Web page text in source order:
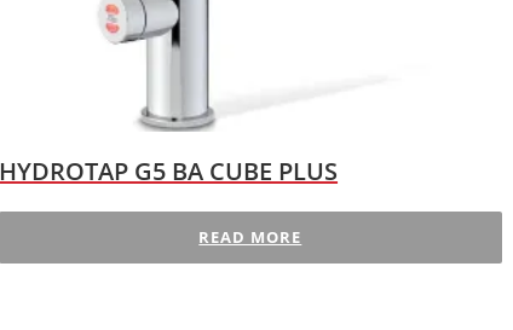
HYDROTAP G5 BA CUBE PLUS
READ MORE